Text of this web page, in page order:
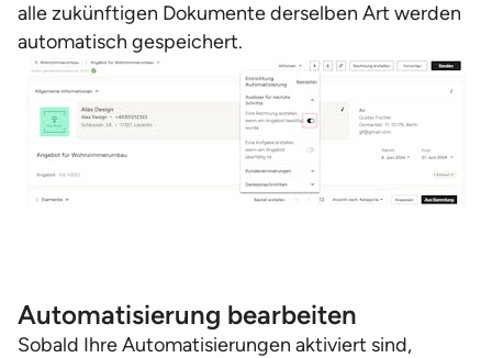
alle zukünftigen Dokumente derselben Art werden
automatisch gespeichert.
Automatisierung bearbeiten
Sobald Ihre Automatisierungen aktiviert sind,